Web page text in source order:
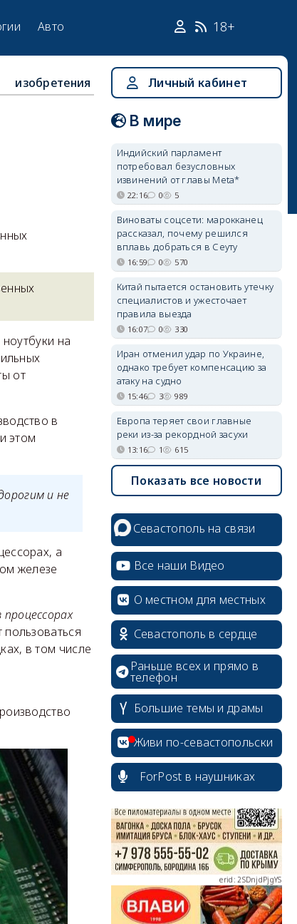
Авто 18+
изобретения
на
от
в
этом
и не
а
железе
в том числе
Личный кабинет
В мире
Индийский парламент
потребовал безусловных
извинений от главы Meta*
22:16 0 5
Виноваты соцсети: марокканец
рассказал, почему решился
вплавь добраться в Сеуту
16:59 0 570
Китай пытается остановить утечку
специалистов и ужесточает
правила выезда
16:07 0 330
Иран отменил удар по Украине,
однако требует компенсацию за
атаку на судно
15:46 3 989
Европа теряет свои главные
реки из-за рекордной засухи
13:16 1 615
Показать все новости
Севастополь на связи
Все наши Видео
О местном для местных
Севастополь в сердце
Раньше всех и прямо в
телефон
Большие темы и драмы
Живи по-севастопольски
ForPost в наушниках
erid: 2SDnjcrDNw6
erid: 2SDnjdPjgYS